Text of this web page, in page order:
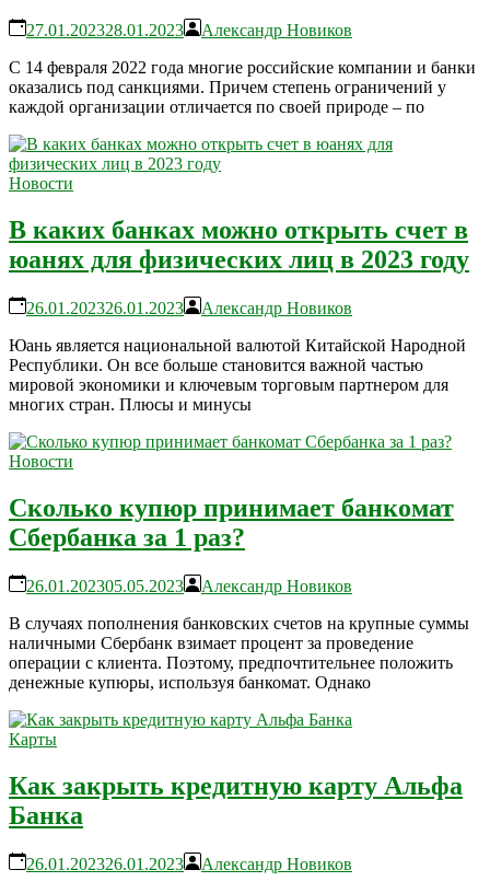
27.01.202328.01.2023
Александр Новиков
С 14 февраля 2022 года многие российские компании и банки
оказались под санкциями. Причем степень ограничений у
каждой организации отличается по своей природе – по
Новости
В каких банках можно открыть счет в
юанях для физических лиц в 2023 году
26.01.202326.01.2023
Александр Новиков
Юань является национальной валютой Китайской Народной
Республики. Он все больше становится важной частью
мировой экономики и ключевым торговым партнером для
многих стран. Плюсы и минусы
Новости
Сколько купюр принимает банкомат
Сбербанка за 1 раз?
26.01.202305.05.2023
Александр Новиков
В случаях пополнения банковских счетов на крупные суммы
наличными Сбербанк взимает процент за проведение
операции с клиента. Поэтому, предпочтительнее положить
денежные купюры, используя банкомат. Однако
Карты
Как закрыть кредитную карту Альфа
Банка
26.01.202326.01.2023
Александр Новиков